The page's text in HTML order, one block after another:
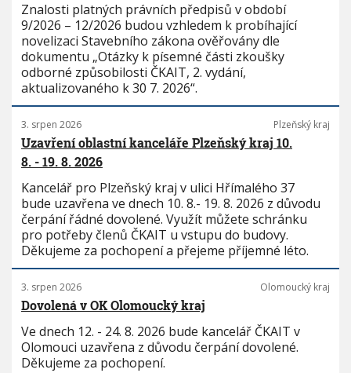
Znalosti platných právních předpisů v období
9/2026 – 12/2026 budou vzhledem k probíhající
novelizaci Stavebního zákona ověřovány dle
dokumentu „Otázky k písemné části zkoušky
odborné způsobilosti ČKAIT, 2. vydání,
aktualizovaného k 30 7. 2026“.
3. srpen 2026 Plzeňský kraj
Uzavření oblastní kanceláře Plzeňský kraj 10.
8. - 19. 8. 2026
Kancelář pro Plzeňský kraj v ulici Hřímalého 37
bude uzavřena ve dnech 10. 8.- 19. 8. 2026 z důvodu
čerpání řádné dovolené. Využít můžete schránku
pro potřeby členů ČKAIT u vstupu do budovy.
Děkujeme za pochopení a přejeme příjemné léto.
3. srpen 2026 Olomoucký kraj
Dovolená v OK Olomoucký kraj
Ve dnech 12. - 24. 8. 2026 bude kancelář ČKAIT v
Olomouci uzavřena z důvodu čerpání dovolené.
Děkujeme za pochopení.